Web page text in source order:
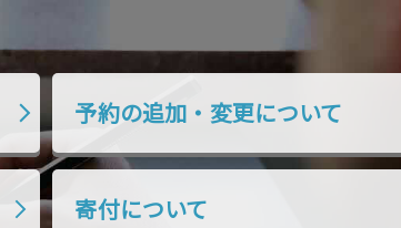
2020年10月
2020年9月 2020年8月
2020年5月 2020年4月
2020年3月 2020年2月
2020年1月
予約の追加・変更について
寄付について